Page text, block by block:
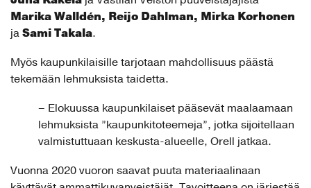
Marika Walldén, Reijo Dahlman, Mirka Korhonen
ja Sami Takala.
Myös kaupunkilaisille tarjotaan mahdollisuus päästä
tekemään lehmuksista taidetta.
– Elokuussa kaupunkilaiset pääsevät maalaamaan
lehmuksista ”kaupunkitoteemeja”, jotka sijoitellaan
valmistuttuaan keskusta-alueelle, Orell jatkaa.
Vuonna 2020 vuoron saavat puuta materiaalinaan